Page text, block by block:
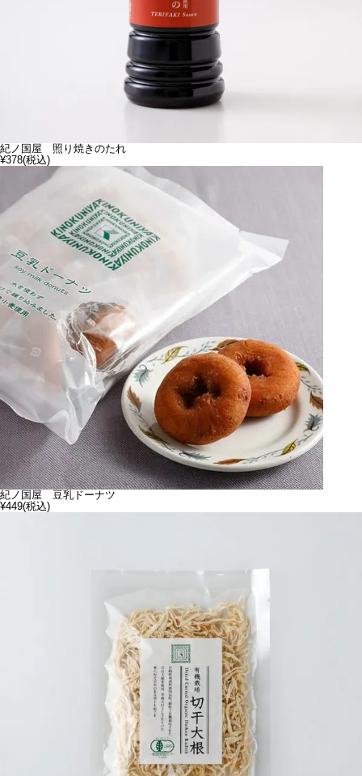
紀ノ国屋 照り焼きのたれ
¥378(税込)
紀ノ国屋 豆乳ドーナツ
¥449(税込)